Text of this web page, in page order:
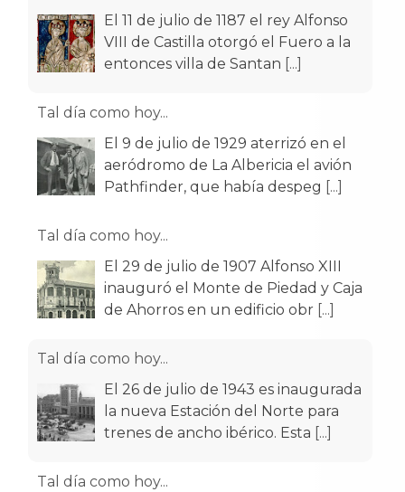
El 11 de julio de 1187 el rey Alfonso
VIII de Castilla otorgó el Fuero a la
entonces villa de Santan [...]
Tal día como hoy...
El 9 de julio de 1929 aterrizó en el
aeródromo de La Albericia el avión
Pathfinder, que había despeg
[...]
Tal día como hoy...
El 29 de julio de 1907 Alfonso XIII
inauguró el Monte de Piedad y Caja
de Ahorros en un edificio obr [...]
Tal día como hoy...
El 26 de julio de 1943 es inaugurada
la nueva Estación del Norte para
trenes de ancho ibérico. Esta [...]
Tal día como hoy...